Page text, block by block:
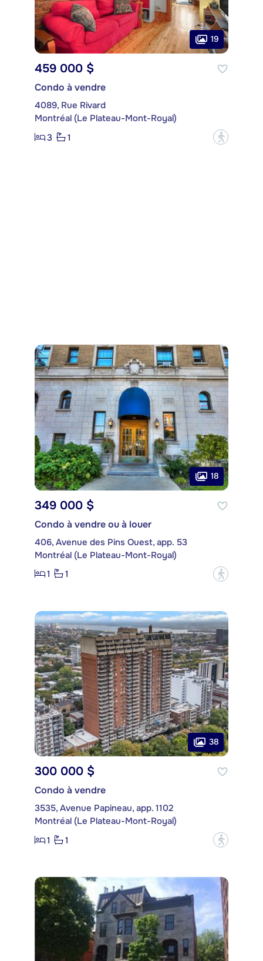
19
459 000 $
Condo à vendre
4089, Rue Rivard
Montréal (Le Plateau-Mont-Royal)
3
1 ?
18
349 000 $
Condo à vendre ou à louer
406, Avenue des Pins Ouest, app. 53
Montréal (Le Plateau-Mont-Royal)
1
1 ?
38
300 000 $
Condo à vendre
3535, Avenue Papineau, app. 1102
Montréal (Le Plateau-Mont-Royal)
1
1 ?